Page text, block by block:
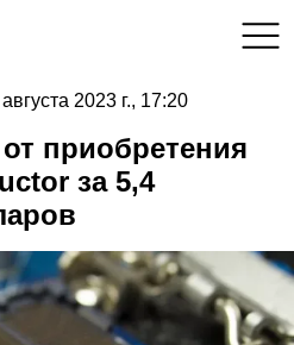
2023 г., 17:20
приобретения
за 5,4